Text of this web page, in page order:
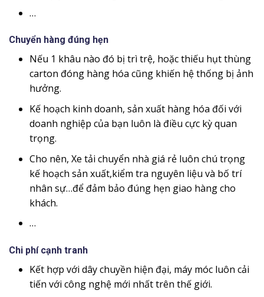
…
Chuyển hàng đúng hẹn
Nếu 1 khâu nào đó bị trì trệ, hoặc thiếu hụt thùng
carton đóng hàng hóa cũng khiến hệ thống bị ảnh
hưởng.
Kế hoạch kinh doanh, sản xuất hàng hóa đối với
doanh nghiệp của bạn luôn là điều cực kỳ quan
trọng.
Cho nên, Xe tải chuyển nhà giá rẻ luôn chú trọng
kế hoạch sản xuất,kiểm tra nguyên liệu và bố trí
nhân sự…để đảm bảo đúng hẹn giao hàng cho
khách.
…
Chi phí cạnh tranh
Kết hợp với dây chuyền hiện đại, máy móc luôn cải
tiến với công nghệ mới nhất trên thế giới.